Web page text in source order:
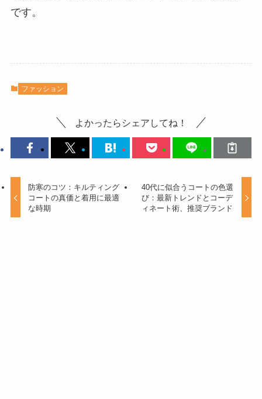
です。
ファッション
よかったらシェアしてね！
防寒のコツ：キルティング
コートの真価と着用に最適
な時期
40代に似合うコートの色選
び：最新トレンドとコーデ
ィネート術、推奨ブランド